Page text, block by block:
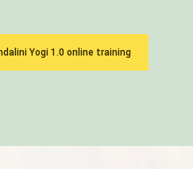
Yogi 1.0 online training